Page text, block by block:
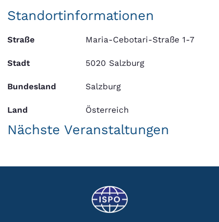
Standortinformationen
Straße Maria-Cebotari-Straße 1-7
Stadt 5020 Salzburg
Bundesland Salzburg
Land Österreich
Nächste Veranstaltungen